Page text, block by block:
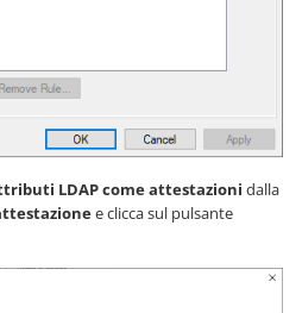
LDAP come attestazioni dalla
e clicca sul pulsante